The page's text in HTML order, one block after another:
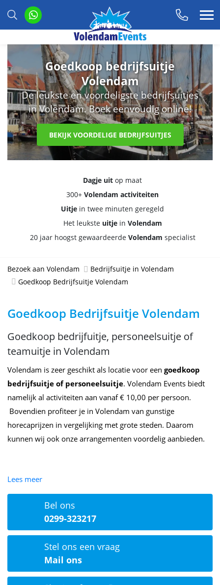
Goedkoop bedrijfsuitje
Volendam
De leukste en voordeligste bedrijfsuitjes
in Volendam. Boek eenvoudig online!
BEKIJK VOORDELIGE BEDRIJFSUITJES
Dagje uit op maat
300+ Volendam activiteiten
Uitje in twee minuten geregeld
Het leukste uitjein Volendam
20 jaar hoogst gewaardeerde Volendam specialist
Bezoek aan Volendam
Bedrijfsuitje in Volendam
Goedkoop Bedrijfsuitje Volendam
Bel ons
0299-323217
Stel ons een vraag
Mail ons
Goedkoop Bedrijfsuitje Volendam
Goedkoop bedrijfuitje, personeelsuitje of
teamuitje in Volendam
Volendam is zeer geschikt als locatie voor een goedkoop
bedrijfsuitje of personeelsuitje. Volendam Events biedt
namelijk al activiteiten aan vanaf € 10,00 per persoon.
Bovendien profiteer je in Volendam van gunstige
horecaprijzen in vergelijking met grote steden. Daarom
kunnen wij ook onze arrangementen voordelig aanbieden.
Lees meer